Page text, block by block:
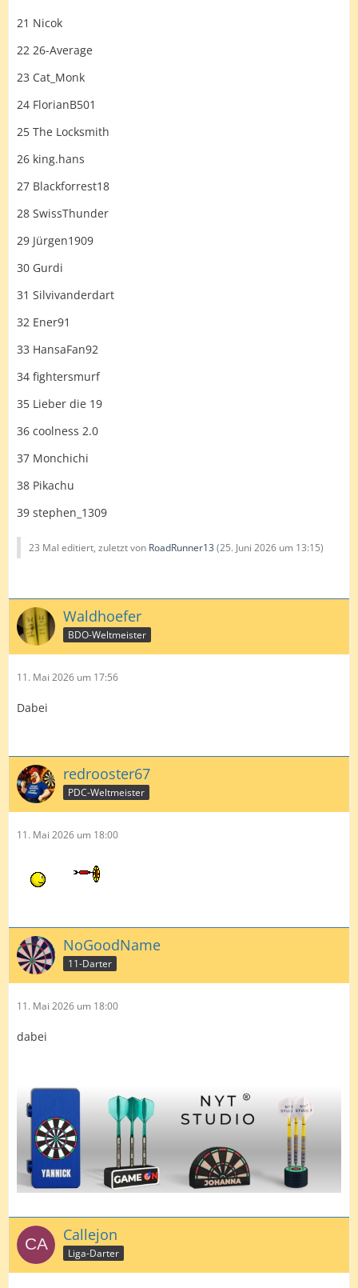
21 Nicok
22 26-Average
23 Cat_Monk
24 FlorianB501
25 The Locksmith
26 king.hans
27 Blackforrest18
28 SwissThunder
29 Jürgen1909
30 Gurdi
31 Silvivanderdart
32 Ener91
33 HansaFan92
34 fightersmurf
35 Lieber die 19
36 coolness 2.0
37 Monchichi
38 Pikachu
39 stephen_1309
23 Mal editiert, zuletzt von RoadRunner13 (25. Juni 2026 um 13:15)
Waldhoefer
BDO-Weltmeister
11. Mai 2026 um 17:56
Dabei
redrooster67
PDC-Weltmeister
11. Mai 2026 um 18:00
NoGoodName
11-Darter
11. Mai 2026 um 18:00
dabei
Callejon
Liga-Darter